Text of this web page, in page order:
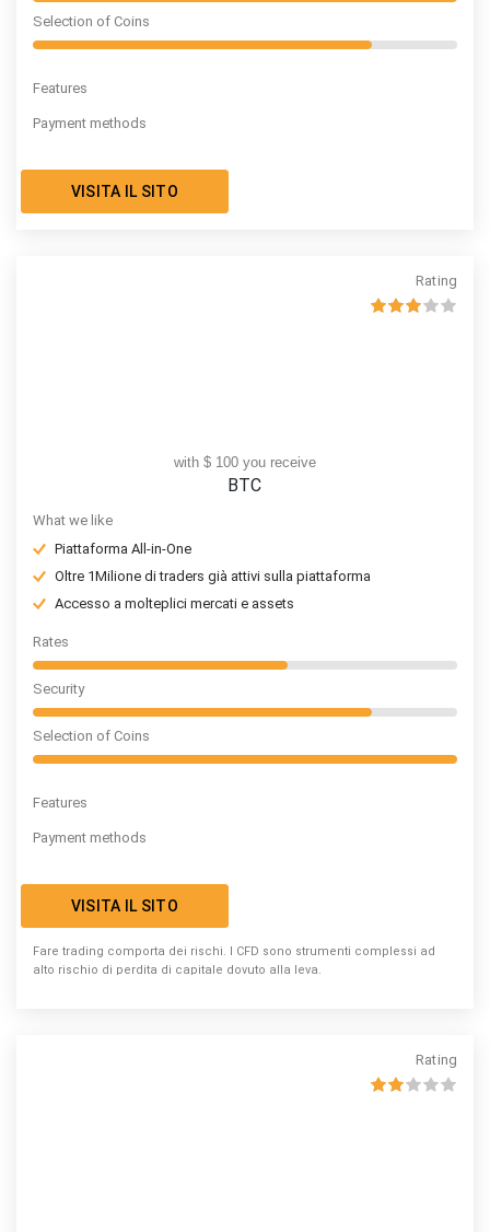
Selection of Coins
Features
Payment methods
VISITA IL SITO
Rating
with $ 100 you receive
BTC
What we like
Piattaforma All-in-One
Oltre 1Milione di traders già attivi sulla piattaforma
Accesso a molteplici mercati e assets
Rates
Security
Selection of Coins
Features
Payment methods
VISITA IL SITO
Fare trading comporta dei rischi. I CFD sono strumenti complessi ad
alto rischio di perdita di capitale dovuto alla leva.
Rating